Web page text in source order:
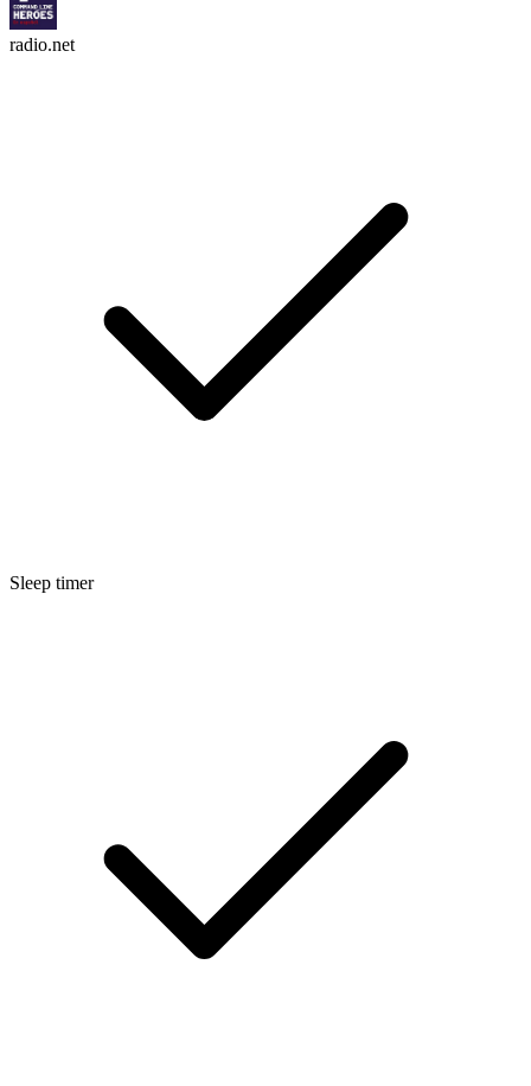
radio.net
Sleep timer